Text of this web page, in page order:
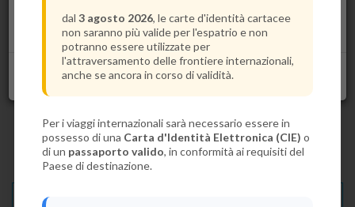
dal 3 agosto 2026, le carte d'identità cartacee
non saranno più valide per l'espatrio e non
potranno essere utilizzate per
l'attraversamento delle frontiere internazionali,
anche se ancora in corso di validità.
Per i viaggi internazionali sarà necessario essere in
possesso di una Carta d'Identità Elettronica (CIE) o
di un passaporto valido, in conformità ai requisiti del
Paese di destinazione.